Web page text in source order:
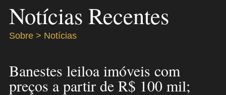
Notícias Recentes
Sobre > Notícias
Banestes leiloa imóveis com
preços a partir de R$ 100 mil;